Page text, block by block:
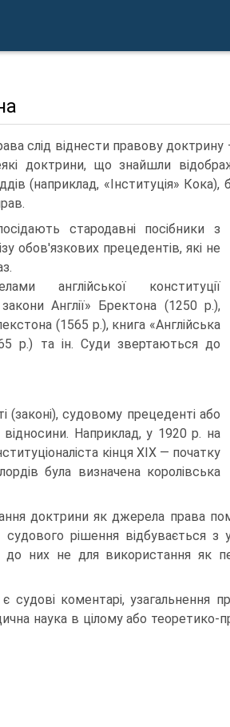
слід віднести правову
доктрини, що знайшли
(наприклад, «Інституція» Кока),
стародавні посібники з
обов'язкових прецедентів, які не
англійської конституції
Англії» Бректона (1250 p.),
(1565 p.), книга «Англійська
р.) та ін. Суди звертаються до
(законі), судовому прецеденті або
Наприклад, у 1920 р. на
кінця XIX — початку
була визначена королівська
доктрини як джерела права
судового рішення відбувається з
до них не для використання як
судові коментарі, узагальнення
наука в цілому або теоретико-